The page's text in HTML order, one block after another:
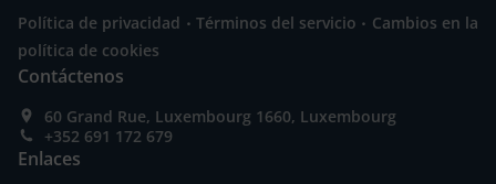
Política de privacidad . Términos del servicio . Cambios en la
política de cookies
Contáctenos
60 Grand Rue, Luxembourg 1660, Luxembourg
+352 691 172 679
Enlaces